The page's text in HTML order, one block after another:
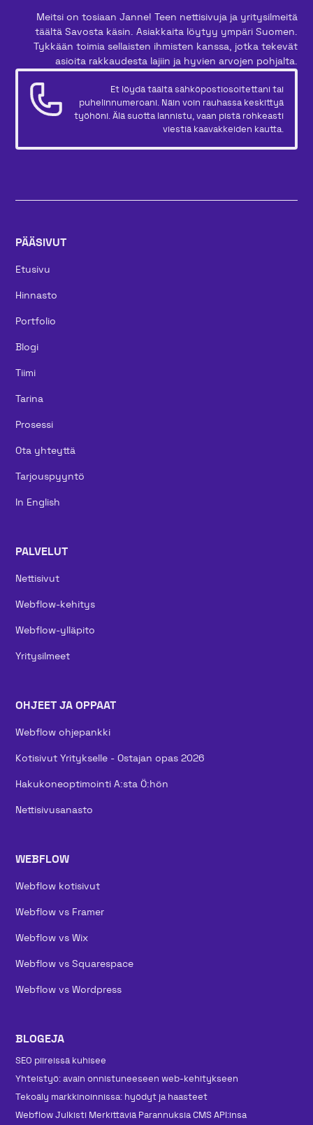
Meitsi on tosiaan Janne! Teen nettisivuja ja yritysilmeitä
täältä Savosta käsin. Asiakkaita löytyy ympäri Suomen.
Tykkään toimia sellaisten ihmisten kanssa, jotka tekevät
asioita rakkaudesta lajiin ja hyvien arvojen pohjalta.
Et löydä täältä sähköpostiosoitettani tai
puhelinnumeroani. Näin voin rauhassa keskittyä
työhöni. Älä suotta lannistu, vaan pistä rohkeasti
viestiä kaavakkeiden kautta.
PÄÄSIVUT
Etusivu
Hinnasto
Portfolio
Blogi
Tiimi
Tarina
Prosessi
Ota yhteyttä
Tarjouspyyntö
In English
PALVELUT
Nettisivut
Webflow-kehitys
Webflow-ylläpito
Yritysilmeet
OHJEET JA OPPAAT
Webflow ohjepankki
Kotisivut Yritykselle - Ostajan opas 2026
Hakukoneoptimointi A:sta Ö:hön
Nettisivusanasto
WEBFLOW
Webflow kotisivut
Webflow vs Framer
Webflow vs Wix
Webflow vs Squarespace
Webflow vs Wordpress
BLOGEJA
SEO piireissä kuhisee
Yhteistyö: avain onnistuneeseen web-kehitykseen
Tekoäly markkinoinnissa: hyödyt ja haasteet
Webflow Julkisti Merkittäviä Parannuksia CMS API:insa